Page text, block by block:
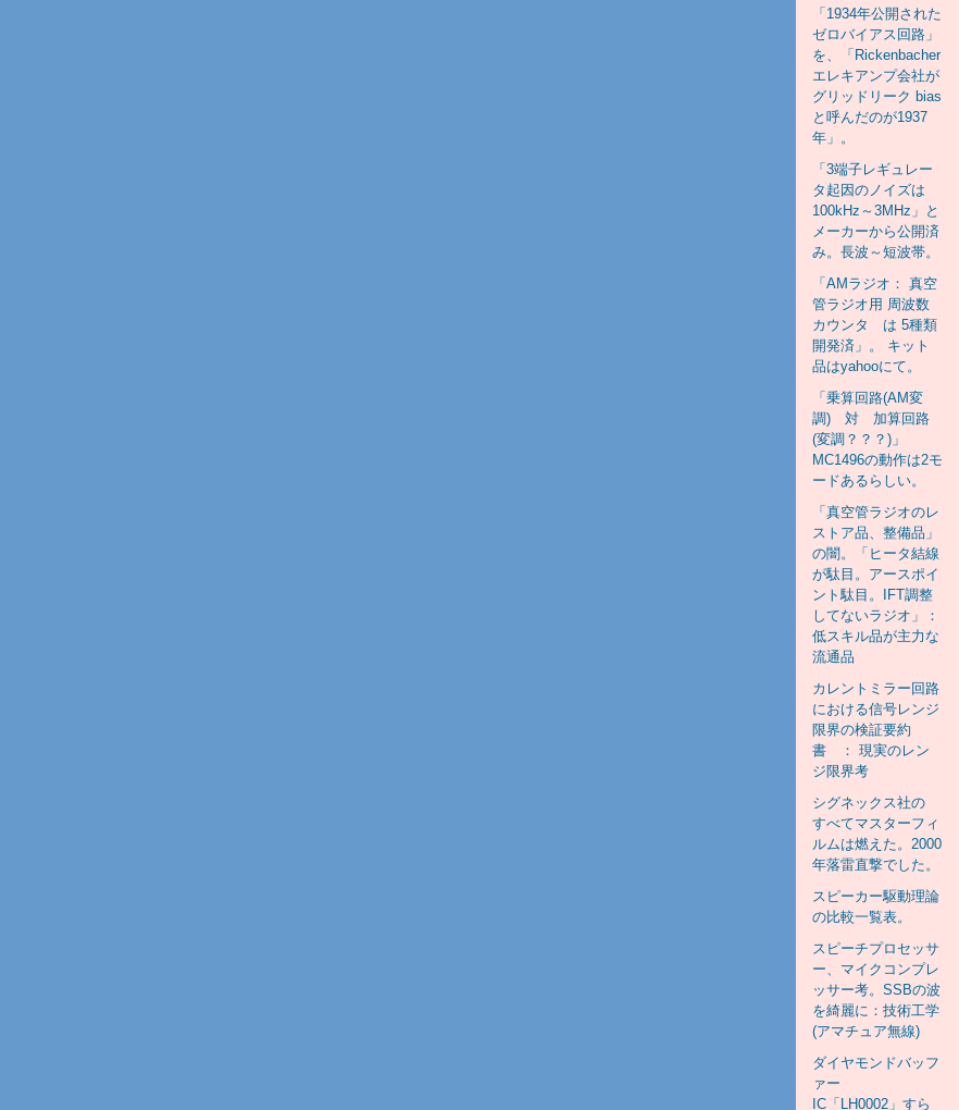
「1934年公開された
ゼロバイアス回路」
を、「Rickenbacher
エレキアンプ会社が
グリッドリーク bias
と呼んだのが1937
年」。
「3端子レギュレー
タ起因のノイズは
100kHz～3MHz」と
メーカーから公開済
み。長波～短波帯。
「AMラジオ： 真空
管ラジオ用 周波数
カウンタ は 5種類
開発済」。 キット
品はyahooにて。
「乗算回路(AM変
調) 対 加算回路
(変調？？？)」
MC1496の動作は2モ
ードあるらしい。
「真空管ラジオのレ
ストア品、整備品」
の闇。「ヒータ結線
が駄目。アースポイ
ント駄目。IFT調整
してないラジオ」：
低スキル品が主力な
流通品
カレントミラー回路
における信号レンジ
限界の検証要約
書 ： 現実のレン
ジ限界考
シグネックス社の
すべてマスターフィ
ルムは燃えた。2000
年落雷直撃でした。
スピーカー駆動理論
の比較一覧表。
スピーチプロセッサ
ー、マイクコンプレ
ッサー考。SSBの波
を綺麗に：技術工学
(アマチュア無線)
ダイヤモンドバッフ
ァー
IC「LH0002」すら